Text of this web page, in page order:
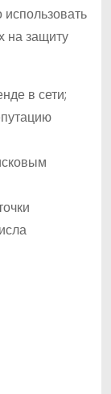
на защиту
в сети;